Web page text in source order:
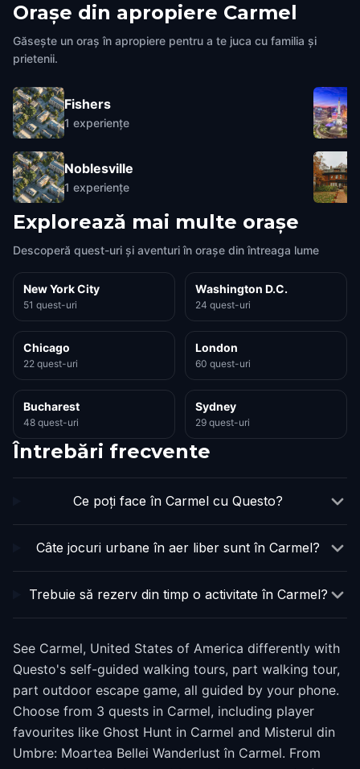
Orașe din apropiere Carmel
Găsește un oraș în apropiere pentru a te juca cu familia și
prietenii.
Fishers
1 experiențe
Noblesville
1 experiențe
Explorează mai multe orașe
Descoperă quest-uri și aventuri în orașe din întreaga lume
New York City
51 quest-uri
Washington D.C.
24 quest-uri
Chicago
22 quest-uri
London
60 quest-uri
Bucharest
48 quest-uri
Sydney
29 quest-uri
Întrebări frecvente
Ce poți face în Carmel cu Questo?
Câte jocuri urbane în aer liber sunt în Carmel?
Trebuie să rezerv din timp o activitate în Carmel?
See Carmel, United States of America differently with
Questo's self-guided walking tours, part walking tour,
part outdoor escape game, all guided by your phone.
Choose from 3 quests in Carmel, including player
favourites like Ghost Hunt in Carmel and Misterul din
Umbre: Moartea Bellei Wanderlust în Carmel. From